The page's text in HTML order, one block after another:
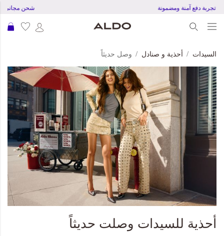
شحن تجربة دفع آمنة ومضمونة
السيدات أحذية و صنادل وصل حديثاً
أحذية للسيدات وصلت حديثاً